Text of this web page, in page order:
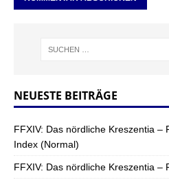
NEUESTE BEITRÄGE
FFXIV: Das nördliche Kreszentia –
Index (Normal)
FFXIV: Das nördliche Kreszentia –